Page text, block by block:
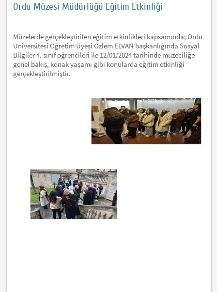
Ordu Müzesi Müdürlüğü Eğitim Etkinliği
Müzelerde gerçekleştirilen eğitim etkinlikleri kapsamında; Ordu
Üniversitesi Öğretim Üyesi Özlem ELVAN başkanlığında Sosyal
Bilgiler 4. sınıf öğrencileri ile 12/01/2024 tarihinde müzeciliğe
genel bakış, konak yaşamı gibi konularda eğitim etkinliği
gerçekleştirilmiştir.